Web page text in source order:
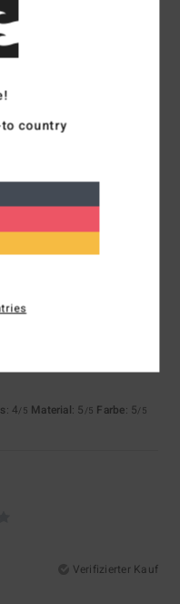
/5 Größe: Zu großMaterial
: 4/5 Material: 5 /5 Farbe: 5/5
Verifizierter Kauf
country